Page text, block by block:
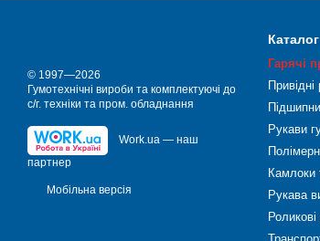
© 1997—2026
Гумотехнічні вироби та комплектуючі до
с/г. техніки та пром. обладнання
Work.ua — наш
партнер
Мобільна версія
Каталог
Гарячі
Привідні
Рукави
Камлоки
Рукава